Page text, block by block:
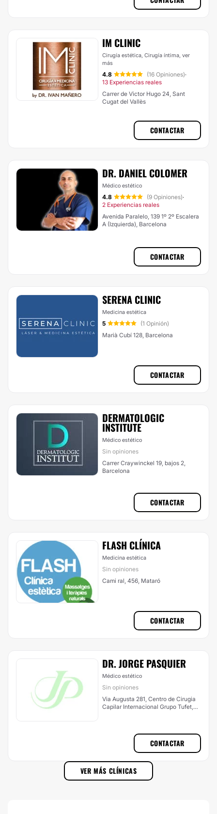
IM CLINIC
Cirugía estética, Cirugía íntima, ver
más
4.8 (16 Opiniones)·
13 Experiencias reales
Carrer de Victor Hugo 24, Sant
Cugat del Vallès
CONTACTAR
DR. DANIEL COLOMER
Médico estético
4.8 (9 Opiniones)·
2 Experiencias reales
Avenida Paralelo, 139 1º 2º Escalera
A (Izquierda), Barcelona
CONTACTAR
SERENA CLINIC
Medicina estética
5
(1 Opinión)
Marià Cubí 128, Barcelona
CONTACTAR
DERMATOLOGIC
INSTITUTE
Médico estético
Sin opiniones
Carrer Craywinckel 19, bajos 2,
Barcelona
CONTACTAR
FLASH CLÍNICA
Medicina estética
Sin opiniones
Cami ral, 456, Mataró
CONTACTAR
DR. JORGE PASQUIER
Médico estético
Sin opiniones
Via Augusta 281, Centro de Cirugia
Capilar Internacional Grupo Tufet,
CONTACTAR
VER MÁS CLÍNICAS